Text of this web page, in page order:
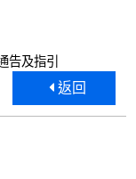
告及指引
返回